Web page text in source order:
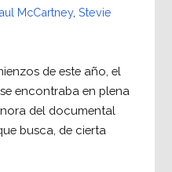
McCartney, Stevie
de este año, el
encontraba en plena
del documental
busca, de cierta